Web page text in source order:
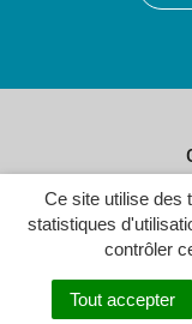
Ce site utilise des
statistiques
contrôler
Tout accepter